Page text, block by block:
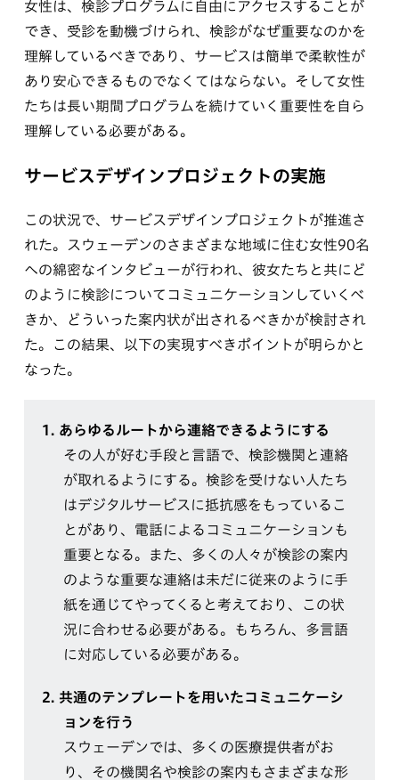
女性は、検診プログラムに自由にアクセスすることが
でき、受診を動機づけられ、検診がなぜ重要なのかを
理解しているべきであり、サービスは簡単で柔軟性が
あり安心できるものでなくてはならない。そして女性
たちは長い期間プログラムを続けていく重要性を自ら
理解している必要がある。
サービスデザインプロジェクトの実施
この状況で、サービスデザインプロジェクトが推進さ
れた。スウェーデンのさまざまな地域に住む女性90名
への綿密なインタビューが行われ、彼女たちと共にど
のように検診についてコミュニケーションしていくべ
きか、どういった案内状が出されるべきかが検討され
た。この結果、以下の実現すべきポイントが明らかと
なった。
1. あらゆるルートから連絡できるようにする
その人が好む手段と言語で、検診機関と連絡
が取れるようにする。検診を受けない人たち
はデジタルサービスに抵抗感をもっているこ
とがあり、電話によるコミュニケーションも
重要となる。また、多くの人々が検診の案内
のような重要な連絡は未だに従来のように手
紙を通じてやってくると考えており、この状
況に合わせる必要がある。もちろん、多言語
に対応している必要がある。
2. 共通のテンプレートを用いたコミュニケーシ
ョンを行う
スウェーデンでは、多くの医療提供者がお
り、その機関名や検診の案内もさまざまな形